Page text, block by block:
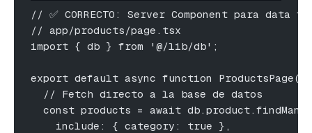
// ✅ CORRECTO: Server Component para data
// app/products/page.tsx
import { db } from '@/lib/db';
export default async function
  // Fetch directo a la base de datos
const products = await
    include: { category: true },